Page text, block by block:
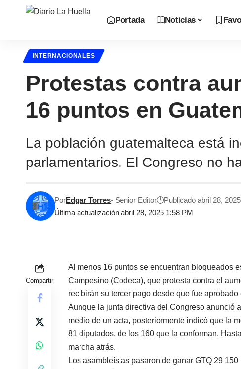
Portada Noticias
INTERNACIONALES
Protestas contra
16 puntos en
La población guatemalteca está
parlamentarios. El Congreso no
Última actualización abril 28, 2025 1:58 PM
PorEdgar Torres- Senior Editor Publicado abril 28, 2025
Compartir
Al menos 16 puntos se encuentran bloqueados
Campesino (Codeca), que protesta contra el
recibirán su tercer pago desde que fue
Aunque la junta directiva del Congreso anunció
medio de un acta, posteriormente indicó que la
81 diputados, de los 160 que la conforman.
marcha atrás.
Los asambleístas pasaron de ganar GTQ 29